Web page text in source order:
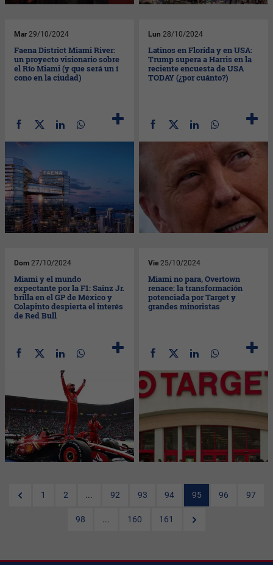
Mar 29/10/2024
Faena District Miami River:
un proyecto visionario sobre
el Río Miami (y que será un í​
cono en la ciudad)
Lun 28/10/2024
Latinos en Florida y en USA:
Trump supera a Harris en la
reciente encuesta de USA
TODAY (¿por cuánto?)
Dom 27/10/2024
Miami y el mundo
expectante por la F1: Sainz Jr.
brilla en el GP de México y
Colapinto despierta el interés
de Red Bull
Vie 25/10/2024
Miami no para, Overtown
renace: la transformación
potenciada por Target y
grandes minoristas
1 2 ... 92 93 94 95 96 97
98 ... 160 161